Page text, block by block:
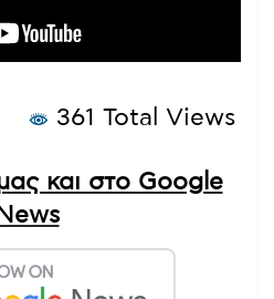
361 Total Views
και στο Google
News